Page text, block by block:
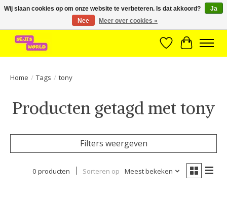
Brede assortiment direct leverbaar uit voorraad!
Verlanglijst
Home / Tags / tony
Producten getagd met tony
Filters weergeven
0 producten Sorteren op Meest bekeken
Wij slaan cookies op om onze website te verbeteren. Is dat akkoord?
Ja
Nee
Meer over cookies »